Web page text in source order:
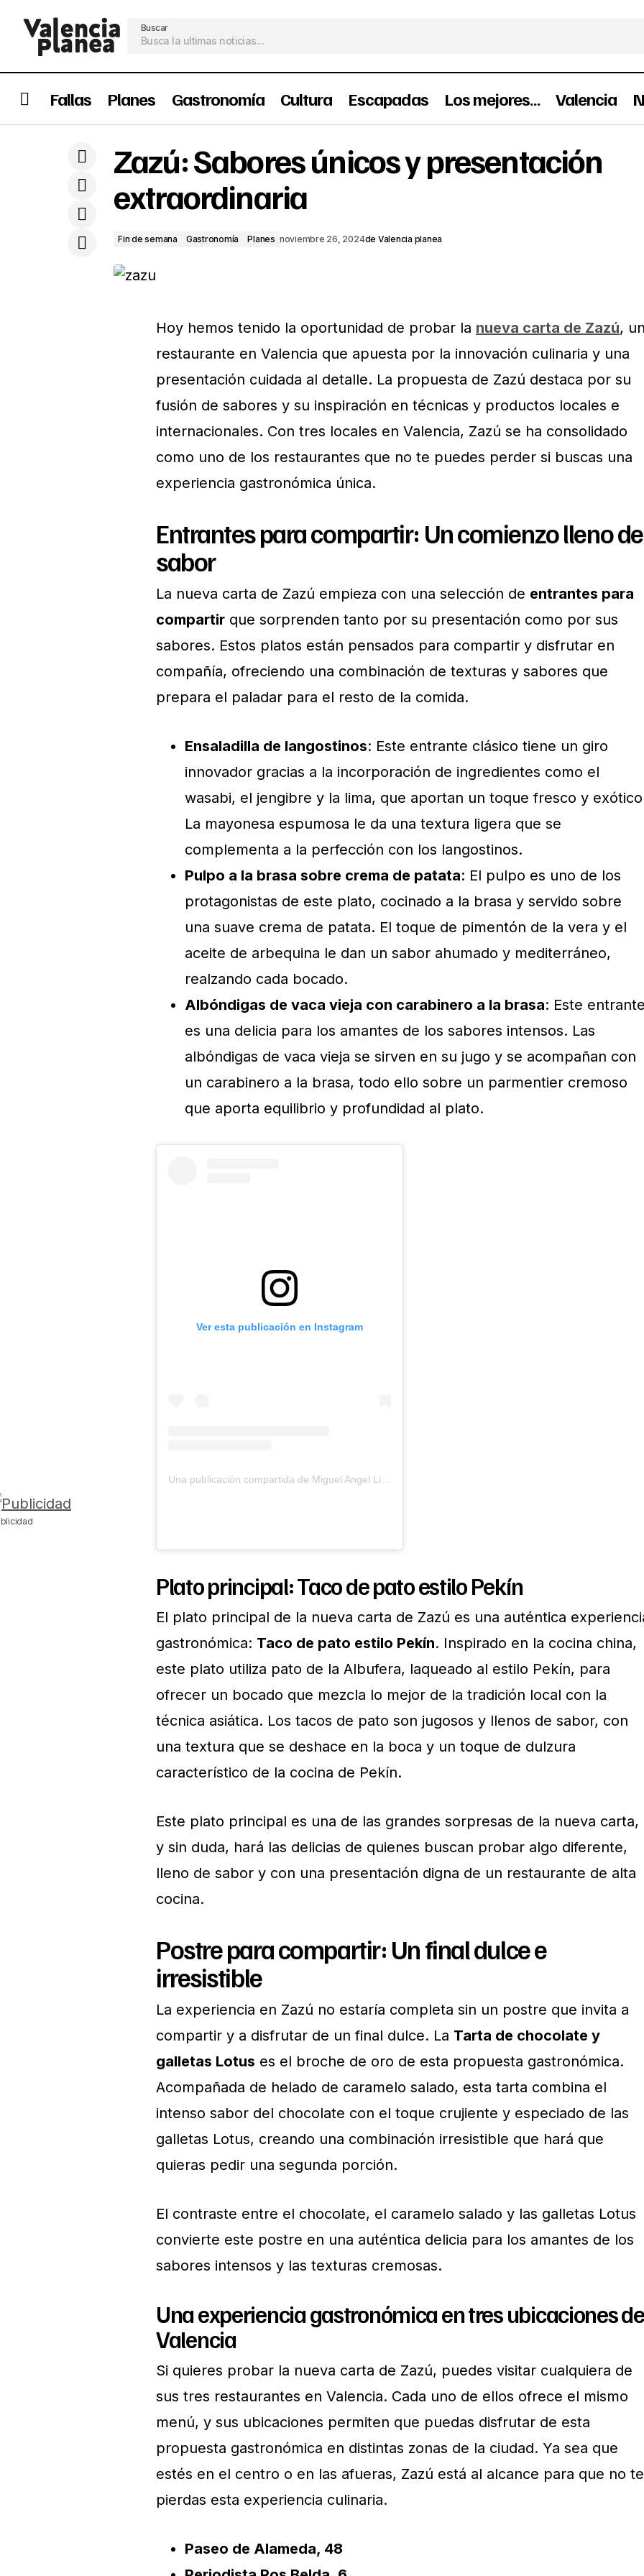
Buscar
Fallas Planes Gastronomía Cultura Escapadas Los mejores… Valencia
Zazú: Sabores únicos y presentación
Zazú: Sabores únicos y presentación
extraordinaria
Fin de semana Gastronomía Planes noviembre 26, 2024de Valencia planea
Hoy hemos tenido la oportunidad de probar la nueva carta de Zazú,
restaurante en Valencia que apuesta por la innovación culinaria y una
presentación cuidada al detalle. La propuesta de Zazú destaca por su
fusión de sabores y su inspiración en técnicas y productos locales e
internacionales. Con tres locales en Valencia, Zazú se ha consolidado
como uno de los restaurantes que no te puedes perder si buscas una
experiencia gastronómica única.
Entrantes para compartir: Un comienzo lleno de
sabor
La nueva carta de Zazú empieza con una selección de entrantes para
compartir que sorprenden tanto por su presentación como por sus
sabores. Estos platos están pensados para compartir y disfrutar en
compañía, ofreciendo una combinación de texturas y sabores que
prepara el paladar para el resto de la comida.
Ensaladilla de langostinos: Este entrante clásico tiene un giro
innovador gracias a la incorporación de ingredientes como el
wasabi, el jengibre y la lima, que aportan un toque fresco y
La mayonesa espumosa le da una textura ligera que se
complementa a la perfección con los langostinos.
Pulpo a la brasa sobre crema de patata: El pulpo es uno de los
protagonistas de este plato, cocinado a la brasa y servido sobre
una suave crema de patata. El toque de pimentón de la vera y el
aceite de arbequina le dan un sabor ahumado y mediterráneo,
realzando cada bocado.
Albóndigas de vaca vieja con carabinero a la brasa: Este
es una delicia para los amantes de los sabores intensos. Las
albóndigas de vaca vieja se sirven en su jugo y se acompañan con
un carabinero a la brasa, todo ello sobre un parmentier cremoso
que aporta equilibrio y profundidad al plato.
Ver esta publicación en Instagram
Plato principal: Taco de pato estilo Pekín
El plato principal de la nueva carta de Zazú es una auténtica
gastronómica: Taco de pato estilo Pekín. Inspirado en la cocina china,
este plato utiliza pato de la Albufera, laqueado al estilo Pekín, para
ofrecer un bocado que mezcla lo mejor de la tradición local con la
técnica asiática. Los tacos de pato son jugosos y llenos de sabor, con
una textura que se deshace en la boca y un toque de dulzura
característico de la cocina de Pekín.
Este plato principal es una de las grandes sorpresas de la nueva carta,
y sin duda, hará las delicias de quienes buscan probar algo diferente,
lleno de sabor y con una presentación digna de un restaurante de alta
cocina.
Postre para compartir: Un final dulce e
irresistible
La experiencia en Zazú no estaría completa sin un postre que invita a
compartir y a disfrutar de un final dulce. La Tarta de chocolate y
galletas Lotus es el broche de oro de esta propuesta gastronómica.
Acompañada de helado de caramelo salado, esta tarta combina el
intenso sabor del chocolate con el toque crujiente y especiado de las
galletas Lotus, creando una combinación irresistible que hará que
quieras pedir una segunda porción.
El contraste entre el chocolate, el caramelo salado y las galletas Lotus
convierte este postre en una auténtica delicia para los amantes de los
sabores intensos y las texturas cremosas.
Una experiencia gastronómica en tres ubicaciones de
Valencia
Si quieres probar la nueva carta de Zazú, puedes visitar cualquiera de
sus tres restaurantes en Valencia. Cada uno de ellos ofrece el mismo
menú, y sus ubicaciones permiten que puedas disfrutar de esta
propuesta gastronómica en distintas zonas de la ciudad. Ya sea que
estés en el centro o en las afueras, Zazú está al alcance para que no te
pierdas esta experiencia culinaria.
Paseo de Alameda, 48